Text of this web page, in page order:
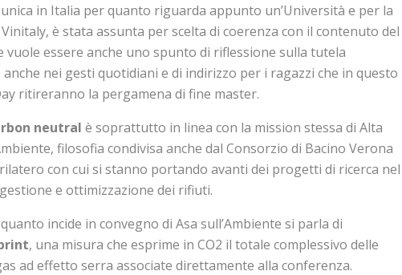
in Italia per quanto riguarda appunto un’Università e per la
è stata assunta per scelta di coerenza con il contenuto del
vuole essere anche uno spunto di riflessione sulla tutela
anche nei gesti quotidiani e di indirizzo per i ragazzi che in questo
ritireranno la pergamena di fine master.
neutral è soprattutto in linea con la mission stessa di Alta
filosofia condivisa anche dal Consorzio di Bacino Verona
con cui si stanno portando avanti dei progetti di ricerca nel
e ottimizzazione dei rifiuti.
incide in convegno di Asa sull’Ambiente si parla di
, una misura che esprime in CO2 il totale complessivo delle
ad effetto serra associate direttamente alla conferenza.